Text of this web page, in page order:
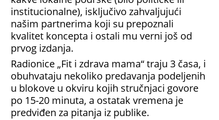
institucionalne), isključivo zahvaljujući
našim partnerima koji su prepoznali
kvalitet koncepta i ostali mu verni još od
prvog izdanja.
Radionice „Fit i zdrava mama“ traju 3 časa, i
obuhvataju nekoliko predavanja podeljenih
u blokove u okviru kojih stručnjaci govore
po 15-20 minuta, a ostatak vremena je
predviđen za pitanja iz publike.